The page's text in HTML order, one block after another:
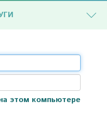
этом компьютере